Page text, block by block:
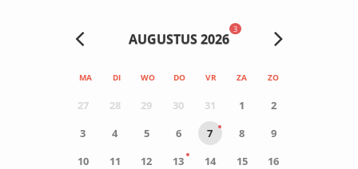
AUGUSTUS 2026
3
MA DI WO DO VR ZA ZO
27 28 29 30 31 1
2
3
4 5 6 7 8
9
10
11 12 13 14 15
16